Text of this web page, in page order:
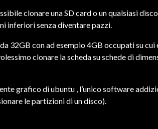
clonare una SD card o un qualsiasi
inferiori senza diventare pazzi.
32GB con ad esempio 4GB occupati su
clonare la scheda su schede di
grafico di ubuntu , l’unico software
le partizioni di un disco).